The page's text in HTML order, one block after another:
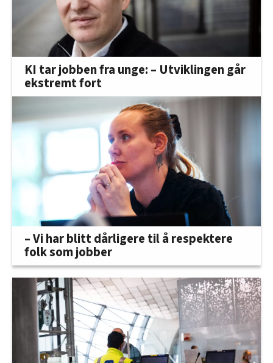
KI tar jobben fra unge: – Utviklingen går
ekstremt fort
– Vi har blitt dårligere til å respektere
folk som jobber